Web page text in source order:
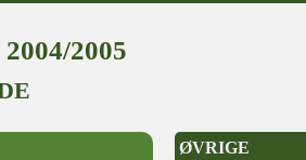
2005
ØVRIGE